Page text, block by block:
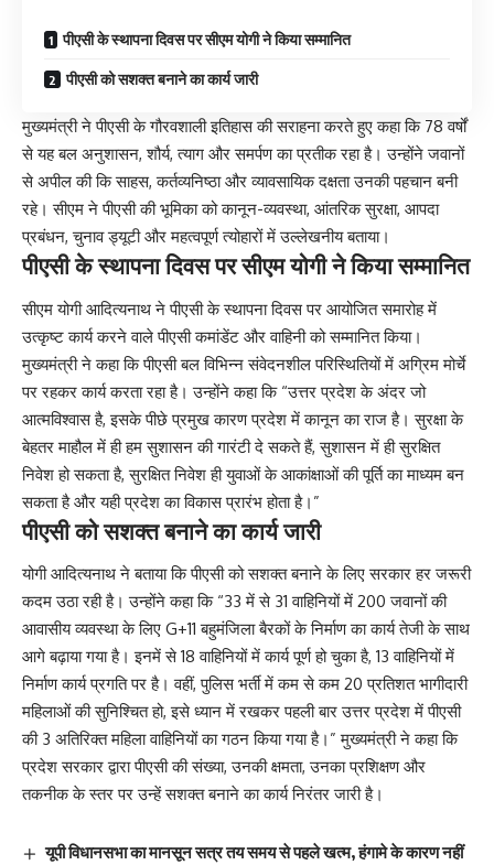
पीएसी के स्थापना दिवस पर सीएम योगी ने किया सम्मानित
पीएसी को सशक्त बनाने का कार्य जारी
मुख्यमंत्री ने पीएसी के गौरवशाली इतिहास की सराहना करते हुए कहा कि 78 वर्षों
से यह बल अनुशासन, शौर्य, त्याग और समर्पण का प्रतीक रहा है। उन्होंने जवानों
से अपील की कि साहस, कर्तव्यनिष्ठा और व्यावसायिक दक्षता उनकी पहचान बनी
रहे। सीएम ने पीएसी की भूमिका को कानून-व्यवस्था, आंतरिक सुरक्षा, आपदा
प्रबंधन, चुनाव ड्यूटी और महत्वपूर्ण त्योहारों में उल्लेखनीय बताया।
पीएसी के स्थापना दिवस पर सीएम योगी ने किया सम्मानित
सीएम योगी आदित्यनाथ ने पीएसी के स्थापना दिवस पर आयोजित समारोह में
उत्कृष्ट कार्य करने वाले पीएसी कमांडेंट और वाहिनी को सम्मानित किया।
मुख्यमंत्री ने कहा कि पीएसी बल विभिन्न संवेदनशील परिस्थितियों में अग्रिम मोर्चे
पर रहकर कार्य करता रहा है। उन्होंने कहा कि “उत्तर प्रदेश के अंदर जो
आत्मविश्वास है, इसके पीछे प्रमुख कारण प्रदेश में कानून का राज है। सुरक्षा के
बेहतर माहौल में ही हम सुशासन की गारंटी दे सकते हैं, सुशासन में ही सुरक्षित
निवेश हो सकता है, सुरक्षित निवेश ही युवाओं के आकांक्षाओं की पूर्ति का माध्यम बन
सकता है और यही प्रदेश का विकास प्रारंभ होता है।”
पीएसी को सशक्त बनाने का कार्य जारी
योगी आदित्यनाथ ने बताया कि पीएसी को सशक्त बनाने के लिए सरकार हर जरूरी
कदम उठा रही है। उन्होंने कहा कि “33 में से 31 वाहिनियों में 200 जवानों की
आवासीय व्यवस्था के लिए G+11 बहुमंजिला बैरकों के निर्माण का कार्य तेजी के साथ
आगे बढ़ाया गया है। इनमें से 18 वाहिनियों में कार्य पूर्ण हो चुका है, 13 वाहिनियों में
निर्माण कार्य प्रगति पर है। वहीं, पुलिस भर्ती में कम से कम 20 प्रतिशत भागीदारी
महिलाओं की सुनिश्चित हो, इसे ध्यान में रखकर पहली बार उत्तर प्रदेश में पीएसी
की 3 अतिरिक्त महिला वाहिनियों का गठन किया गया है।” मुख्यमंत्री ने कहा कि
प्रदेश सरकार द्वारा पीएसी की संख्या, उनकी क्षमता, उनका प्रशिक्षण और
तकनीक के स्तर पर उन्हें सशक्त बनाने का कार्य निरंतर जारी है।
यूपी विधानसभा का मानसून सत्र तय समय से पहले खत्म, हंगामे के कारण नहीं